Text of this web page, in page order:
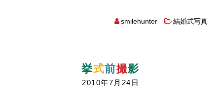
smilehunter 結婚式写真
挙式前撮影
2010年7月24日